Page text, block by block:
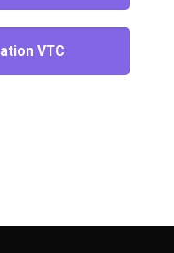
VTC